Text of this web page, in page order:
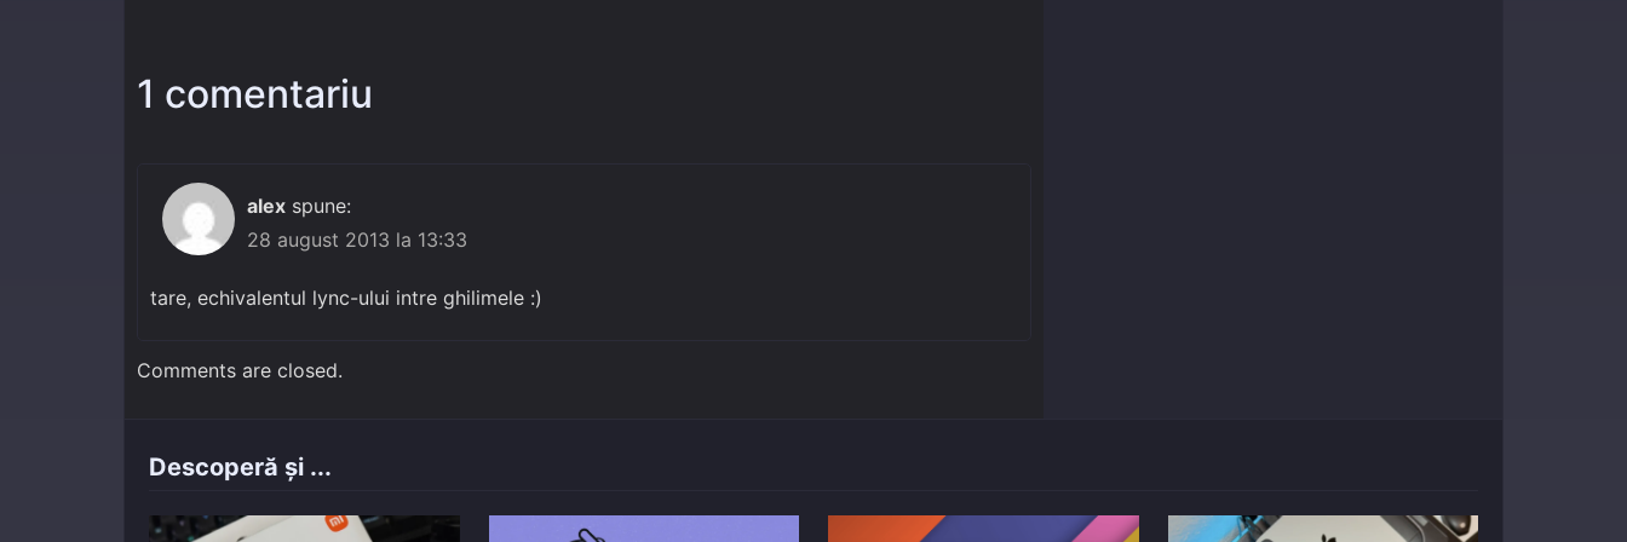
1 comentariu
alex spune:
28 august 2013 la 13:33
tare, echivalentul lync-ului intre ghilimele :)
Comments are closed.
Descoperă și ...